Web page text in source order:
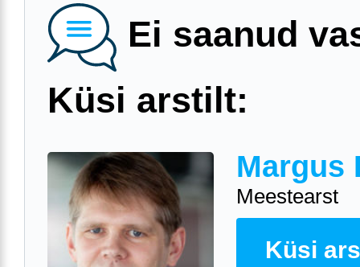
Ei saanud
Küsi arstilt:
Margus
Meestearst
Küsi